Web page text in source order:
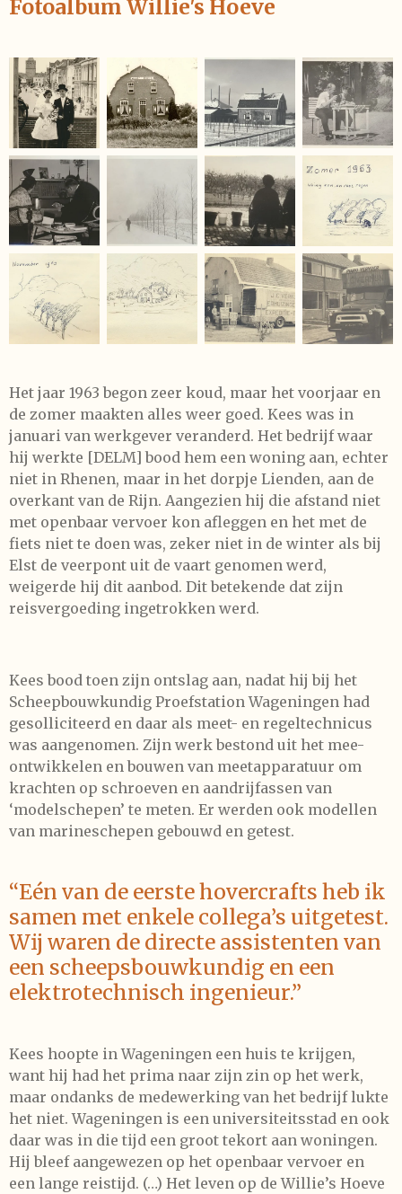
Fotoalbum Willie's Hoeve
Het jaar 1963 begon zeer koud, maar het voorjaar en
de zomer maakten alles weer goed. Kees was in
januari van werkgever veranderd. Het bedrijf waar
hij werkte [DELM] bood hem een woning aan, echter
niet in Rhenen, maar in het dorpje Lienden, aan de
overkant van de Rijn. Aangezien hij die afstand niet
met openbaar vervoer kon afleggen en het met de
fiets niet te doen was, zeker niet in de winter als bij
Elst de veerpont uit de vaart genomen werd,
weigerde hij dit aanbod. Dit betekende dat zijn
reisvergoeding ingetrokken werd.
Kees bood toen zijn ontslag aan, nadat hij bij het
Scheepbouwkundig Proefstation Wageningen had
gesolliciteerd en daar als meet- en regeltechnicus
was aangenomen. Zijn werk bestond uit het mee-
ontwikkelen en bouwen van meetapparatuur om
krachten op schroeven en aandrijfassen van
‘modelschepen’ te meten. Er werden ook modellen
van marineschepen gebouwd en getest.
“Eén van de eerste hovercrafts heb ik
samen met enkele collega’s uitgetest.
Wij waren de directe assistenten van
een scheepsbouwkundig en een
elektrotechnisch ingenieur.”
Kees hoopte in Wageningen een huis te krijgen,
want hij had het prima naar zijn zin op het werk,
maar ondanks de medewerking van het bedrijf lukte
het niet. Wageningen is een universiteitsstad en ook
daar was in die tijd een groot tekort aan woningen.
Hij bleef aangewezen op het openbaar vervoer en
een lange reistijd. (…) Het leven op de Willie’s Hoeve